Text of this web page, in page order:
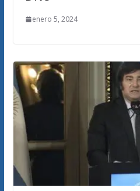
enero 5, 2024